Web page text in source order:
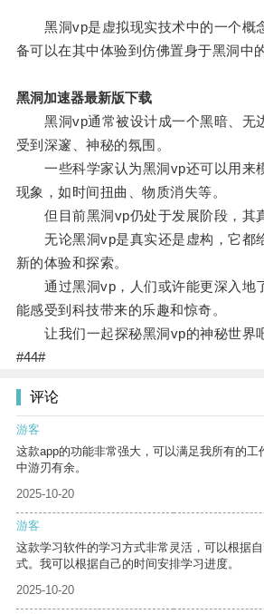
黑洞vp是虚拟现实技术中的一个概
备可以在其中体验到仿佛置身于黑洞中
黑洞加速器最新版下载
黑洞vp通常被设计成一个黑暗、无
受到深邃、神秘的氛围。
一些科学家认为黑洞vp还可以用来
现象，如时间扭曲、物质消失等。
但目前黑洞vp仍处于发展阶段，其真
无论黑洞vp是真实还是虚构，它都
新的体验和探索。
通过黑洞vp，人们或许能更深入地
能感受到科技带来的乐趣和惊奇。
让我们一起探秘黑洞vp的神秘世界吧
#44#
评论
游客
这款app的功能非常强大，可以满足我所有的工
中游刃有余。
2025-10-20
游客
这款学习软件的学习方式非常灵活，可以根据
式。我可以根据自己的时间安排学习进度。
2025-10-20